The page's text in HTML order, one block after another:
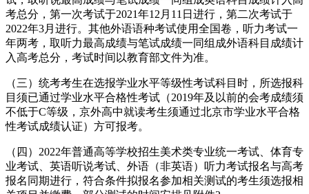
考总分，第一次考试于2021年12月11日进行，第二次考试于
2022年3月进行。其他外语语种考试使用全国卷，听力考试一
年两考，取听力最高成绩与笔试成绩一同组成外语科目成绩计
入高考总分，考试时间以教育部文件为准。
（三）统考考生在选报学业水平等级性考试科目时，所选报科
目须已通过学业水平合格性考试（2019年及以前的会考成绩须
不低于C等级，京外高中就读考生须通过北京市学业水平合格
性考试成绩认证）方可报考。
（四）2022年普通高等学校招生美术类专业统一考试、体育专
业考试、英语听说考试、外语（非英语）听力考试报名与高考
报名同期进行，符合条件拟报名参加相关测试的考生须选报相